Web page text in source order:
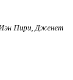
Пири, Дженет